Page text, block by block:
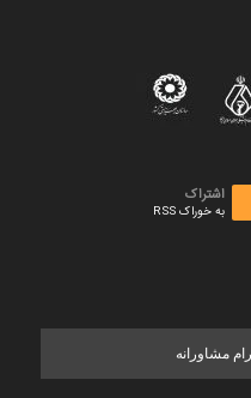
اشتراک
به خوراک RSS
مشاورانه